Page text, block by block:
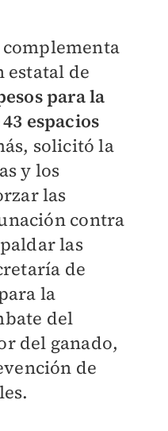
complementa
estatal de
para la
espacios
solicitó la
y los
las
contra
las
de
la
del
del ganado,
de